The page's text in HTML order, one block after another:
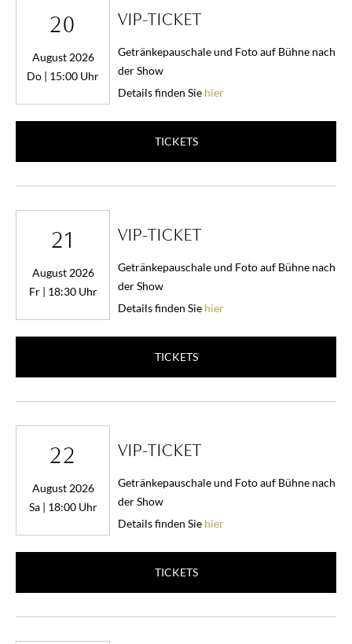
20
August 2026
Do | 15:00 Uhr
VIP-TICKET
Getränkepauschale und Foto auf Bühne nach
der Show
Details finden Sie hier
TICKETS
21
August 2026
Fr | 18:30 Uhr
VIP-TICKET
Getränkepauschale und Foto auf Bühne nach
der Show
Details finden Sie hier
TICKETS
22
August 2026
Sa | 18:00 Uhr
VIP-TICKET
Getränkepauschale und Foto auf Bühne nach
der Show
Details finden Sie hier
TICKETS